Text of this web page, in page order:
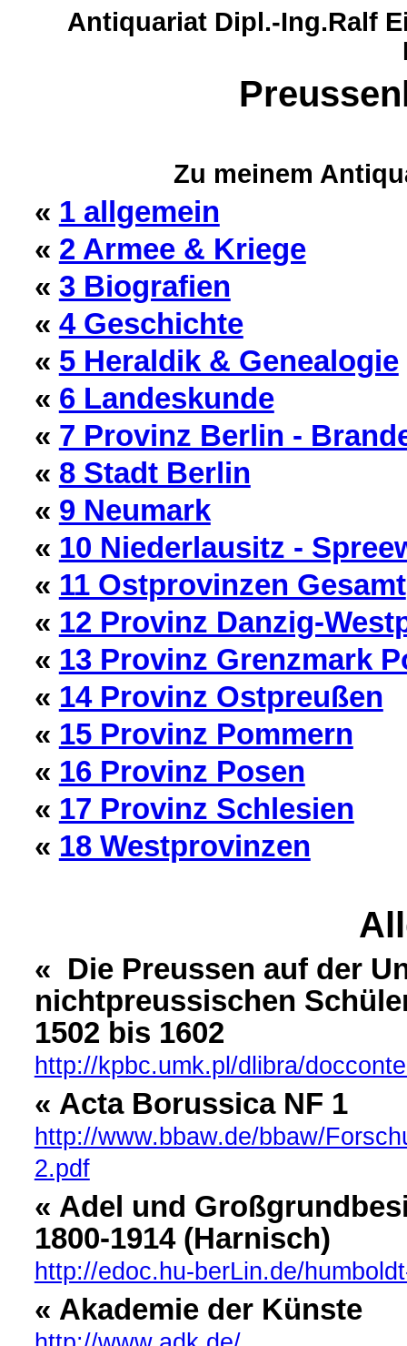
Antiquariat Dipl.-Ing.Ralf
Zu meinem
« 1 allgemein
« 2 Armee & Kriege
« 3 Biografien
« 4 Geschichte
« 5 Heraldik & Genealogie
« 6 Landeskunde
« 7 Provinz Berlin -
« 8 Stadt Berlin
« 9 Neumark
« 10 Niederlausitz -
« 11 Ostprovinzen Gesamt
« 12 Provinz Danzig-
« 13 Provinz Grenzmark
« 14 Provinz Ostpreußen
« 15 Provinz Pommern
« 16 Provinz Posen
« 17 Provinz Schlesien
« 18 Westprovinzen
« Die Preussen auf der
nichtpreussischen
1502 bis 1602
http://kpbc.umk.pl/dlibra/
« Acta Borussica NF 1
http://www.bbaw.de/bbaw/
2.pdf
« Adel und
1800-1914 (Harnisch)
http://edoc.hu-berLin.de/
« Akademie der Künste